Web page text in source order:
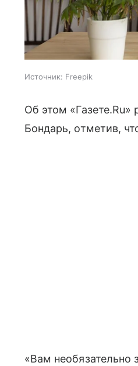
Источник: Freepik
Об этом «Газете.Ru»
Бондарь, отметив,
«Вам необязательно